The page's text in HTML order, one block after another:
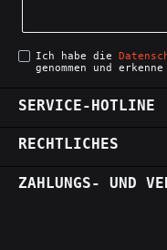
Ich habe die
genommen und
SERVICE-HOTLINE
RECHTLICHES
ZAHLUNGS- UND